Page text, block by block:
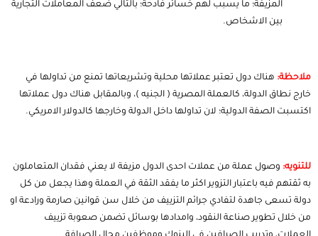
المزيفة؛ ما يسبب لهم خسائر فادحة؛ بالتالي ضعف المعاملات التجارية
بين الاشخاص.
ملاحظة: هناك دول تعتبر عملاتها محلية وتشريعاتها تمنع من تداولها في
خارج نطاق الدولة، كالعملة المصرية ( الجنيه )، وبالمقابل هناك دول عملاتها
اكتسبت الصفة الدولية؛ لان تداولها داخل الدولة وخارجها كالدولار الامريكي.
للتنويه: وصول عملة من عملات احدى الدول مزيفة لا يعني فقدان المتعاملون
به ثقتهم فيه باعتبار التزوير اكثر ما يفقد الثقة في العملة وهذا يجعل من كل
دولة تسعى جاهدة لتفادي جرائم التزييف من خلال سن قوانين صارمة ورادعة او
من خلال تطوير صناعة النقود، وامدادها بوسائل تضمن صعوبة تزييف